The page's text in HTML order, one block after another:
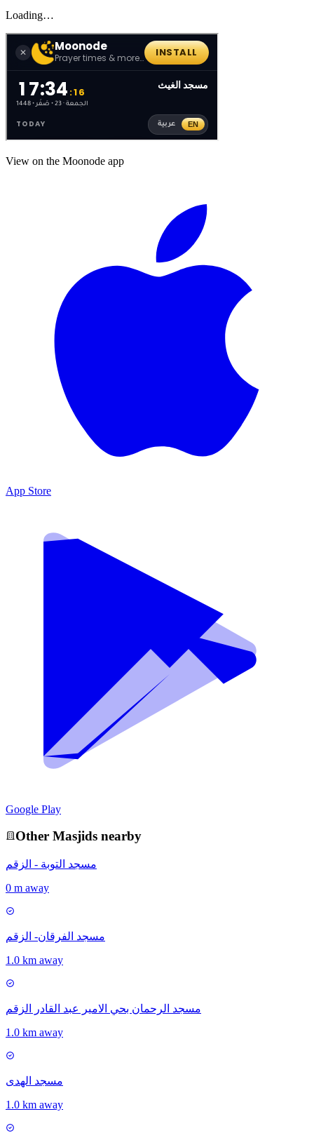
Loading…
View on the Moonode app
App Store
Google Play
Other Masjids nearby
مسجد التوبة - الزقم
0 m away
مسجد الفرقان- الزقم
1.0 km away
مسجد الرحمان بحي الامير عبد القادر الزقم
1.0 km away
مسجد الهدى
1.0 km away